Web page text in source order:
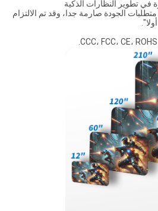
الجودة صارمة جدا، وقد تم الالتزام